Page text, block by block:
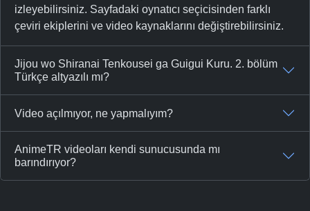
izleyebilirsiniz. Sayfadaki oynatıcı seçicisinden farklı
çeviri ekiplerini ve video kaynaklarını değiştirebilirsiniz.
Jijou wo Shiranai Tenkousei ga Guigui Kuru. 2. bölüm
Türkçe altyazılı mı?
Video açılmıyor, ne yapmalıyım?
AnimeTR videoları kendi sunucusunda mı
barındırıyor?